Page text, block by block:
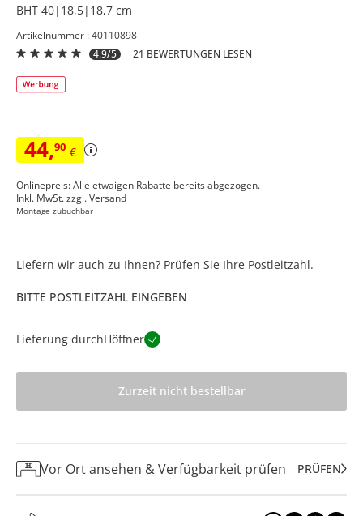
BHT 40|18,5|18,7 cm
Artikelnummer : 40110898
4.9/5
21 BEWERTUNGEN LESEN
44,90 €
Onlinepreis: Alle etwaigen Rabatte bereits abgezogen.
Inkl. MwSt. zzgl.Versand
Montage zubuchbar
Liefern wir auch zu Ihnen? Prüfen Sie Ihre Postleitzahl.
BITTE POSTLEITZAHL EINGEBEN
Lieferung durchHöffner
Zurzeit nicht bestellbar
Vor Ort ansehen & Verfügbarkeit prüfen PRÜFEN